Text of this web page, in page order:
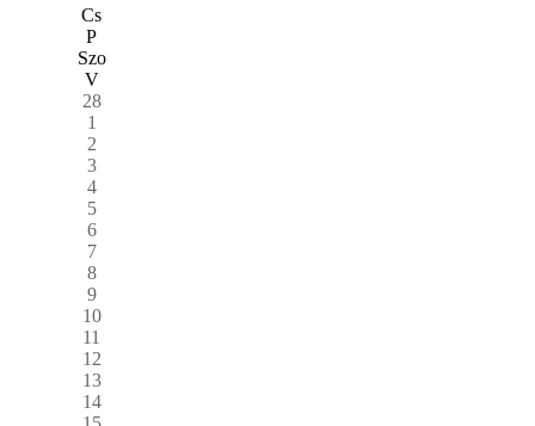
Cs
P
Szo
V
28
1
2
3
4
5
6
7
8
9
10
11
12
13
14